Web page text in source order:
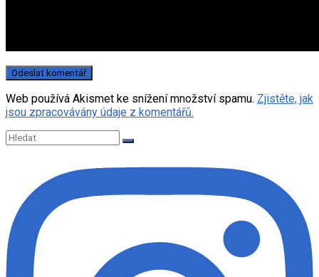
Web používá Akismet ke snížení množství spamu. Zjistěte, jak
jsou zpracovávány údaje z komentářů.